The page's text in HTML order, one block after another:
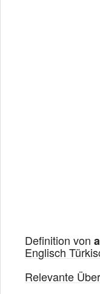
Definition von
Englisch
Relevante